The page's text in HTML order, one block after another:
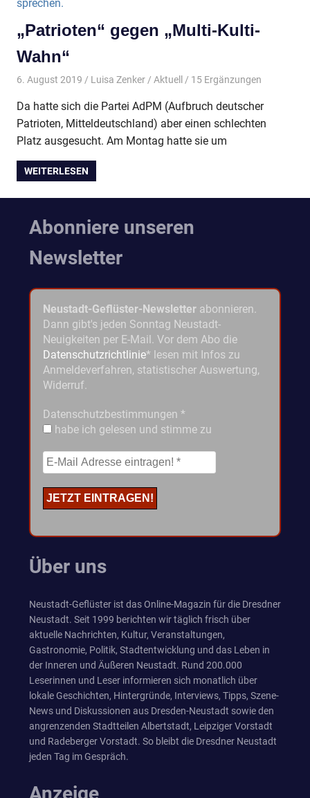
„Patrioten“ gegen „Multi-Kulti-
Wahn“
6. August 2019 Luisa Zenker Aktuell / 15 Ergänzungen
Da hatte sich die Partei AdPM (Aufbruch deutscher
Patrioten, Mitteldeutschland) aber einen schlechten
Platz ausgesucht. Am Montag hatte sie um
WEITERLESEN
Abonniere unseren
Newsletter
Neustadt-Geflüster-Newsletter abonnieren.
Dann gibt's jeden Sonntag Neustadt-
Neuigkeiten per E-Mail. Vor dem Abo die
Datenschutzrichtlinie* lesen mit Infos zu
Anmeldeverfahren, statistischer Auswertung,
Widerruf.
Datenschutzbestimmungen *
habe ich gelesen und stimme zu
Über uns
Neustadt-Geflüster ist das Online-Magazin für die Dresdner
Neustadt. Seit 1999 berichten wir täglich frisch über
aktuelle Nachrichten, Kultur, Veranstaltungen,
Gastronomie, Politik, Stadtentwicklung und das Leben in
der Inneren und Äußeren Neustadt. Rund 200.000
Leserinnen und Leser informieren sich monatlich über
lokale Geschichten, Hintergründe, Interviews, Tipps, Szene-
News und Diskussionen aus Dresden-Neustadt sowie den
angrenzenden Stadtteilen Albertstadt, Leipziger Vorstadt
und Radeberger Vorstadt. So bleibt die Dresdner Neustadt
jeden Tag im Gespräch.